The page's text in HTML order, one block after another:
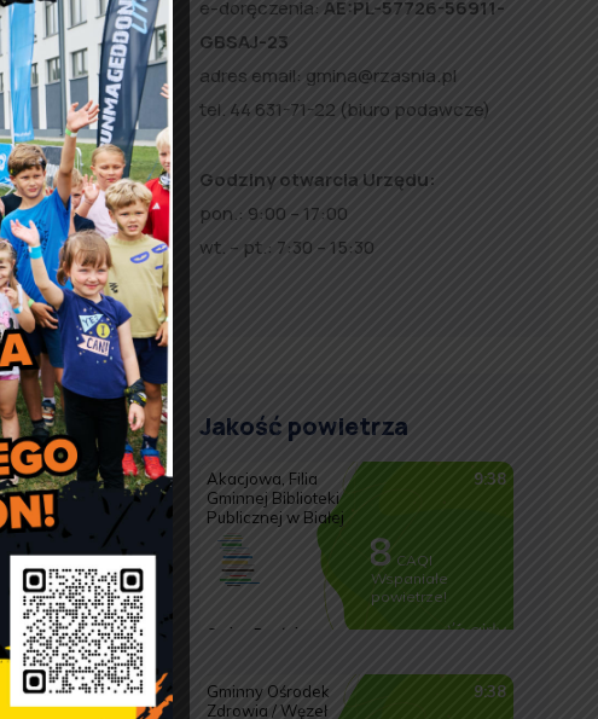
e-doręczenia: AE:PL-57726-56911-
GBSAJ-23
adres email: gmina@rzasnia.pl
tel. 44 631-71-22 (biuro podawcze)
Godziny otwarcia Urzędu:
pon.: 9:00 – 17:00
wt. – pt.: 7:30 – 15:30
Jakość powietrza